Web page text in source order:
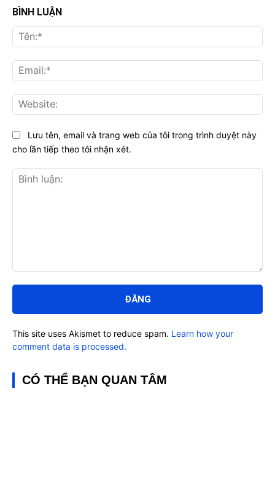
BÌNH LUẬN
luận:
Lưu tên, email và trang web của tôi trong trình duyệt này
cho lần tiếp theo tôi nhận xét.
This site uses Akismet to reduce spam. Learn how your
comment data is processed.
CÓ THỂ BẠN QUAN TÂM